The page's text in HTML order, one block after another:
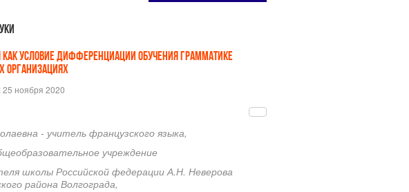
УСЛОВИЕ ДИФФЕРЕНЦИАЦИИ ОБУЧЕНИЯ ГРАММАТИКЕ
ОРГАНИЗАЦИЯХ
25 ноября 2020
- учитель французского языка,
учреждение
школы Российской федерации А.Н. Неверова
района Волгограда,